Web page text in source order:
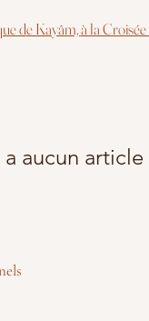
de Kayâm,à la
a aucun